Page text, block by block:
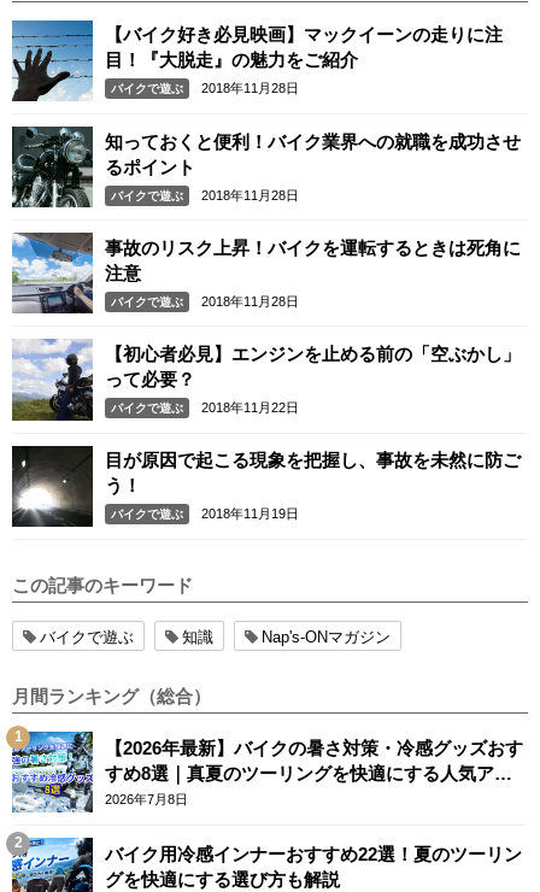
【バイク好き必見映画】マックイーンの走りに注
目！『大脱走』の魅力をご紹介
バイクで遊ぶ 2018年11月28日
知っておくと便利！バイク業界への就職を成功させ
るポイント
バイクで遊ぶ 2018年11月28日
事故のリスク上昇！バイクを運転するときは死角に
注意
バイクで遊ぶ 2018年11月28日
【初心者必見】エンジンを止める前の「空ぶかし」
って必要？
バイクで遊ぶ 2018年11月22日
目が原因で起こる現象を把握し、事故を未然に防ご
う！
バイクで遊ぶ 2018年11月19日
この記事のキーワード
バイクで遊ぶ 知識 Nap's-ONマガジン
月間ランキング（総合）
【2026年最新】バイクの暑さ対策・冷感グッズおす
すめ8選｜真夏のツーリングを快適にする人気アイ
テム
2026年7月8日
バイク用冷感インナーおすすめ22選！夏のツーリン
グを快適にする選び方も解説